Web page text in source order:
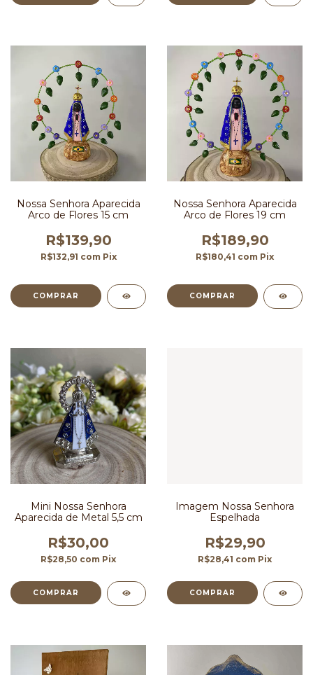
Nossa Senhora Aparecida
Arco de Flores 15 cm
R$139,90
R$132,91 com Pix
Nossa Senhora Aparecida
Arco de Flores 19 cm
R$189,90
R$180,41 com Pix
Mini Nossa Senhora
Aparecida de Metal 5,5 cm
R$30,00
R$28,50 com Pix
Imagem Nossa Senhora
Espelhada
R$29,90
R$28,41 com Pix
COMPRAR